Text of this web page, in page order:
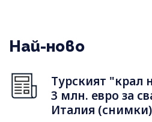
Най-ново
Турският "крал
3 млн. евро за
Италия (снимки)